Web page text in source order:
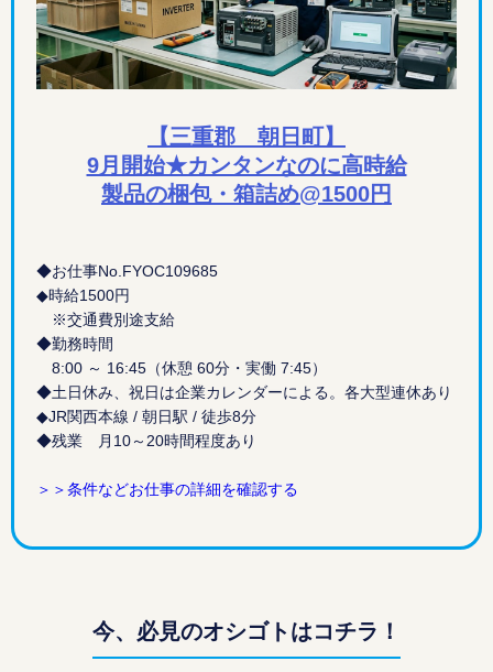
【三重郡 朝日町】
9月開始★カンタンなのに高時給
製品の梱包・箱詰め@1500円
◆お仕事No.FYOC109685
◆時給1500円
※交通費別途支給
◆勤務時間
8:00 ～ 16:45（休憩 60分・実働 7:45）
◆土日休み、祝日は企業カレンダーによる。各大型連休あり
◆JR関西本線 / 朝日駅 / 徒歩8分
◆残業 月10～20時間程度あり
＞＞条件などお仕事の詳細を確認する
今、必見のオシゴトはコチラ！